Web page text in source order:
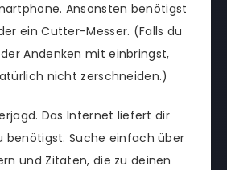
Ansonsten benötigst
ein Cutter-Messer. (Falls du
Andenken mit einbringst,
nicht zerschneiden.)
Das Internet liefert dir
benötigst. Suche einfach über
und Zitaten, die zu deinen